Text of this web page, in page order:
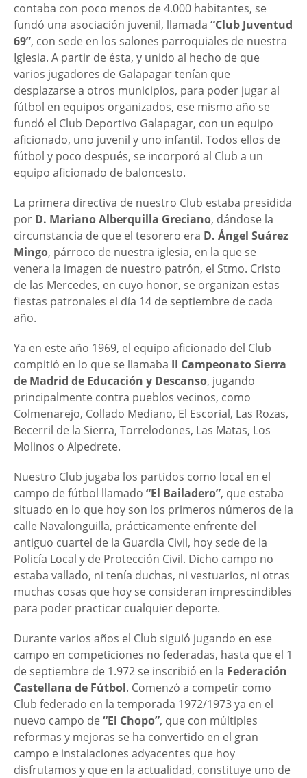
contaba con poco menos de 4.000 habitantes, se
fundó una asociación juvenil, llamada “Club Juventud
69”, con sede en los salones parroquiales de nuestra
Iglesia. A partir de ésta, y unido al hecho de que
varios jugadores de Galapagar tenían que
desplazarse a otros municipios, para poder jugar al
fútbol en equipos organizados, ese mismo año se
fundó el Club Deportivo Galapagar, con un equipo
aficionado, uno juvenil y uno infantil. Todos ellos de
fútbol y poco después, se incorporó al Club a un
equipo aficionado de baloncesto.
La primera directiva de nuestro Club estaba presidida
por D. Mariano Alberquilla Greciano, dándose la
circunstancia de que el tesorero era D. Ángel Suárez
Mingo, párroco de nuestra iglesia, en la que se
venera la imagen de nuestro patrón, el Stmo. Cristo
de las Mercedes, en cuyo honor, se organizan estas
fiestas patronales el día 14 de septiembre de cada
año.
Ya en este año 1969, el equipo aficionado del Club
compitió en lo que se llamaba II Campeonato Sierra
de Madrid de Educación y Descanso, jugando
principalmente contra pueblos vecinos, como
Colmenarejo, Collado Mediano, El Escorial, Las Rozas,
Becerril de la Sierra, Torrelodones, Las Matas, Los
Molinos o Alpedrete.
Nuestro Club jugaba los partidos como local en el
campo de fútbol llamado “El Bailadero”, que estaba
situado en lo que hoy son los primeros números de la
calle Navalonguilla, prácticamente enfrente del
antiguo cuartel de la Guardia Civil, hoy sede de la
Policía Local y de Protección Civil. Dicho campo no
estaba vallado, ni tenía duchas, ni vestuarios, ni otras
muchas cosas que hoy se consideran imprescindibles
para poder practicar cualquier deporte.
Durante varios años el Club siguió jugando en ese
campo en competiciones no federadas, hasta que el 1
de septiembre de 1.972 se inscribió en la Federación
Castellana de Fútbol. Comenzó a competir como
Club federado en la temporada 1972/1973 ya en el
nuevo campo de “El Chopo”, que con múltiples
reformas y mejoras se ha convertido en el gran
campo e instalaciones adyacentes que hoy
disfrutamos y que en la actualidad, constituye uno de